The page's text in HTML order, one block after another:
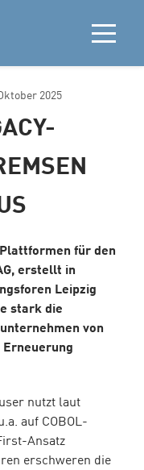
2025
Plattformen für den
erstellt in
Leipzig
stark die
von
nutzt laut
auf COBOL-
Ansatz
erschweren die